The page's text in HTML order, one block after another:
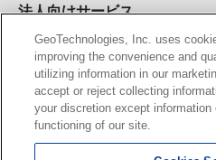
法人向けサービス
法人向け地図・位置情報サービス
図API Windows PC向け地図開発
サービス
MAP WORLD+ トリマ
カーナビ地図更新サービス
GeoTechnologies, Inc. uses
improving the convenience and
utilizing information in our
accept or reject collecting
your discretion except
functioning of our site.